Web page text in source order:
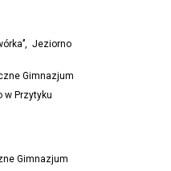
Jeziorno
Gimnazjum
w Przytyku
Gimnazjum